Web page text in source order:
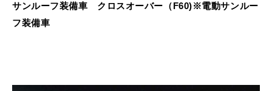
サンルーフ装備車 クロスオーバー（F60)※電動サンルー
フ装備車